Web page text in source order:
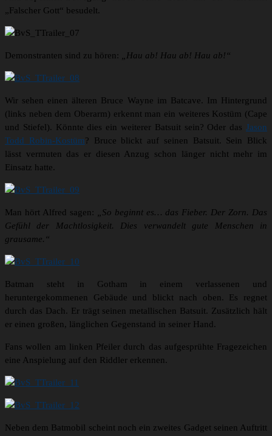
„Falscher Gott“ besudelt.
Demonstranten sind zu hören: „Hau ab! Hau ab! Hau ab!“
Wir sehen einen älteren Bruce Wayne im Batcave. Im Hintergrund
(links neben dem Oberarm) erkennt man ein weiteres Kostüm (Cape
und Stiefel). Könnte dies ein weiterer Batsuit sein? Oder das Jason
Todd Robin-Kostüm? Bruce blickt auf seinen Batsuit. Sein Blick
lässt vermuten das er diesen Anzug schon länger nicht mehr im
Einsatz hatte.
Man hört Alfred sagen: „So beginnt es… das Fieber. Der Zorn. Das
Gefühl der Machtlosigkeit. Dies verwandelt gute Menschen in
grausame.“
Batman steht in Gotham in einem verlassenen und
heruntergekommenen Gebäude und blickt nach oben. Es regnet
durch das Dach. Er trägt seinen metallischen Batsuit. Zusätzlich hält
er einen großen, länglichen Gegenstand in seiner Hand.
Fans wollen am linken Pfeiler durch das aufgesprühte Fragezeichen
eine Anspielung auf den Riddler erkennen.
Neben dem Batmobil scheint noch ein zweites Gadget seinen Auftritt